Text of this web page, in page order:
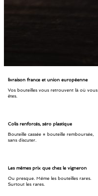
livraison france et union européenne
Vos bouteilles vous retrouvent là où vous
êtes.
Colis renforcés, zéro plastique
Bouteille cassée = bouteille remboursée,
sans discuter.
Les mêmes prix que chez le vigneron
Ou presque. Même les bouteilles rares.
Surtout les rares.